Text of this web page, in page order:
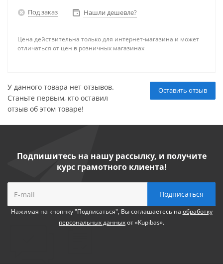
Под заказ Нашли дешевле?
Цена действительна только для интернет-магазина и может
отличаться от цен в розничных магазинах
Оставить отзыв
У данного товара нет отзывов.
Станьте первым, кто оставил
отзыв об этом товаре!
Подпишитесь на нашу рассылку, и получите
курс грамотного клиента!
Нажимая на кнопнку "Подписаться", Вы соглашаетесь на обработку
персональных данныхот «Kupibas».